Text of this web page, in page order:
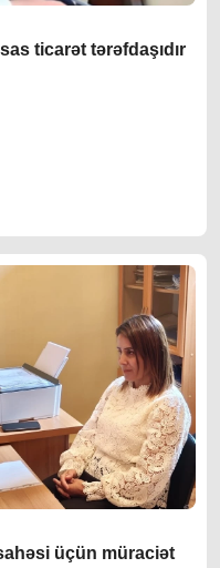
ticarət tərəfdaşıdır
üçün müraciət